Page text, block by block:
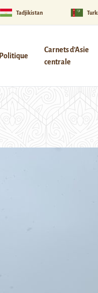
Tadjikistan
Politique
Carnets d’Asie
centrale